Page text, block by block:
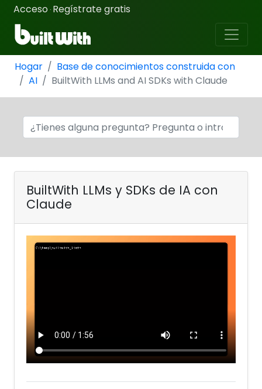
Acceso · Regístrate gratis
Hogar
Base de conocimientos construida con
AI
BuiltWith LLMs and AI SDKs with Claude
BuiltWith LLMs y SDKs de IA con
Claude